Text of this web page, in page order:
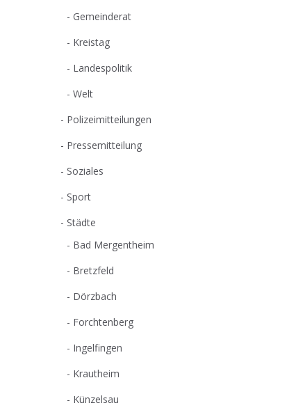
Gemeinderat
Kreistag
Landespolitik
Welt
Polizeimitteilungen
Pressemitteilung
Soziales
Sport
Städte
Bad Mergentheim
Bretzfeld
Dörzbach
Forchtenberg
Ingelfingen
Krautheim
Künzelsau